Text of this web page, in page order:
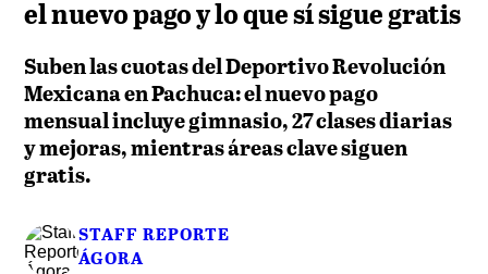
el nuevo pago y lo que sí sigue gratis
Suben las cuotas del Deportivo Revolución
Mexicana en Pachuca: el nuevo pago
mensual incluye gimnasio, 27 clases diarias
y mejoras, mientras áreas clave siguen
gratis.
STAFF REPORTE
ÁGORA